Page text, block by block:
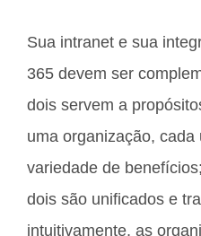
Sua intranet e sua
365 devem ser
dois servem a
uma organização,
variedade de
dois são unificados e
intuitivamente, as